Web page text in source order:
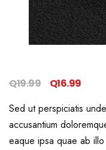
Q19.99
Original
was:
Q19.99.
Q16.99
is:
Sed ut perspiciatis
accusantium
eaque ipsa quae ab